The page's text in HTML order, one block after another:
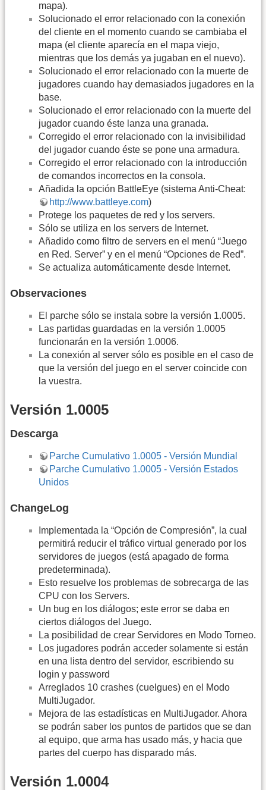
mapa).
Solucionado el error relacionado con la conexión
del cliente en el momento cuando se cambiaba el
mapa (el cliente aparecía en el mapa viejo,
mientras que los demás ya jugaban en el nuevo).
Solucionado el error relacionado con la muerte de
jugadores cuando hay demasiados jugadores en la
base.
Solucionado el error relacionado con la muerte del
jugador cuando éste lanza una granada.
Corregido el error relacionado con la invisibilidad
del jugador cuando éste se pone una armadura.
Corregido el error relacionado con la introducción
de comandos incorrectos en la consola.
Añadida la opción BattleEye (sistema Anti-Cheat:
http://www.battleye.com)
Protege los paquetes de red y los servers.
Sólo se utiliza en los servers de Internet.
Añadido como filtro de servers en el menú “Juego
en Red. Server” y en el menú “Opciones de Red”.
Se actualiza automáticamente desde Internet.
Observaciones
El parche sólo se instala sobre la versión 1.0005.
Las partidas guardadas en la versión 1.0005
funcionarán en la versión 1.0006.
La conexión al server sólo es posible en el caso de
que la versión del juego en el server coincide con
la vuestra.
Versión 1.0005
Descarga
Parche Cumulativo 1.0005 - Versión Mundial
Parche Cumulativo 1.0005 - Versión Estados
Unidos
ChangeLog
Implementada la “Opción de Compresión”, la cual
permitirá reducir el tráfico virtual generado por los
servidores de juegos (está apagado de forma
predeterminada).
Esto resuelve los problemas de sobrecarga de las
CPU con los Servers.
Un bug en los diálogos; este error se daba en
ciertos diálogos del Juego.
La posibilidad de crear Servidores en Modo Torneo.
Los jugadores podrán acceder solamente si están
en una lista dentro del servidor, escribiendo su
login y password
Arreglados 10 crashes (cuelgues) en el Modo
MultiJugador.
Mejora de las estadísticas en MultiJugador. Ahora
se podrán saber los puntos de partidos que se dan
al equipo, que arma has usado más, y hacia que
partes del cuerpo has disparado más.
Versión 1.0004